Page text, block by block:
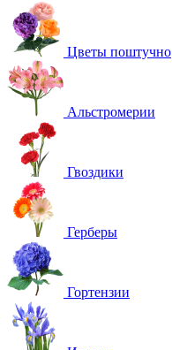
Цветы поштучно
Альстромерии
Гвоздики
Герберы
Гортензии